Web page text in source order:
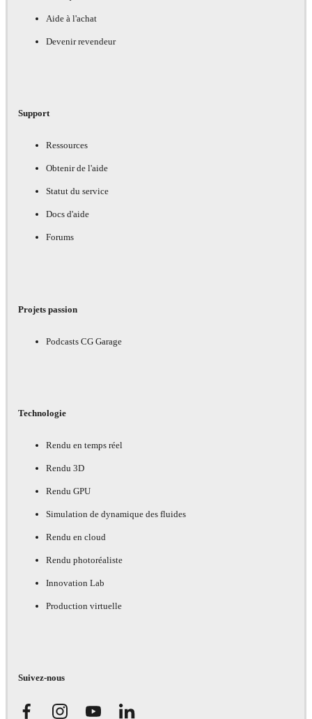
Aide à l'achat
Devenir revendeur
Support
Ressources
Obtenir de l'aide
Statut du service
Docs d'aide
Forums
Projets passion
Podcasts CG Garage
Technologie
Rendu en temps réel
Rendu 3D
Rendu GPU
Simulation de dynamique des fluides
Rendu en cloud
Rendu photoréaliste
Innovation Lab
Production virtuelle
Suivez-nous